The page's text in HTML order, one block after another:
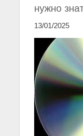
нужно
13/01/2025